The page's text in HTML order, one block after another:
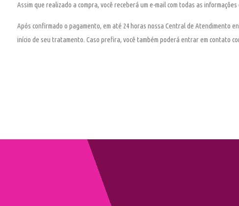
Assim que realizado a compra, você receberá um e-mail com todas as
Após confirmado o pagamento, em até 24 horas nossa Central de Atendimento
início de seu tratamento. Caso prefira, você também poderá entrar em contato